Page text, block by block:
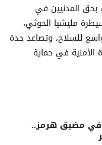
بحق المدنيين في
مليشيا الحوثي،
للسلاح، وتصاعد حدة
الأمنية في حماية
في مضيق هرمز..